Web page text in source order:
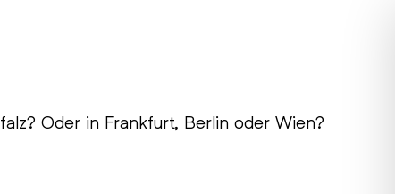
Oder in Frankfurt, Berlin oder Wien?